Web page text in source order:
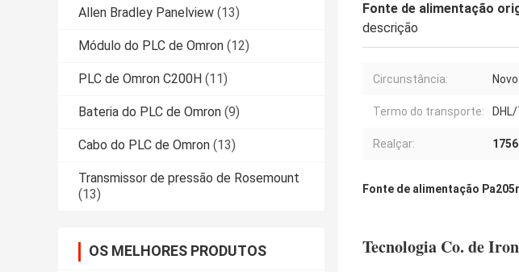
Allen Bradley Panelview (13)
Módulo do PLC de Omron (12)
PLC de Omron C200H (11)
Bateria do PLC de Omron (9)
Cabo do PLC de Omron (13)
Transmissor de pressão de Rosemount
(13)
OS MELHORES PRODUTOS
Fonte de alimentação
descrição
Circunstância:
Termo do transporte:
Realçar:
Fonte de alimentação
Tecnologia Co. de